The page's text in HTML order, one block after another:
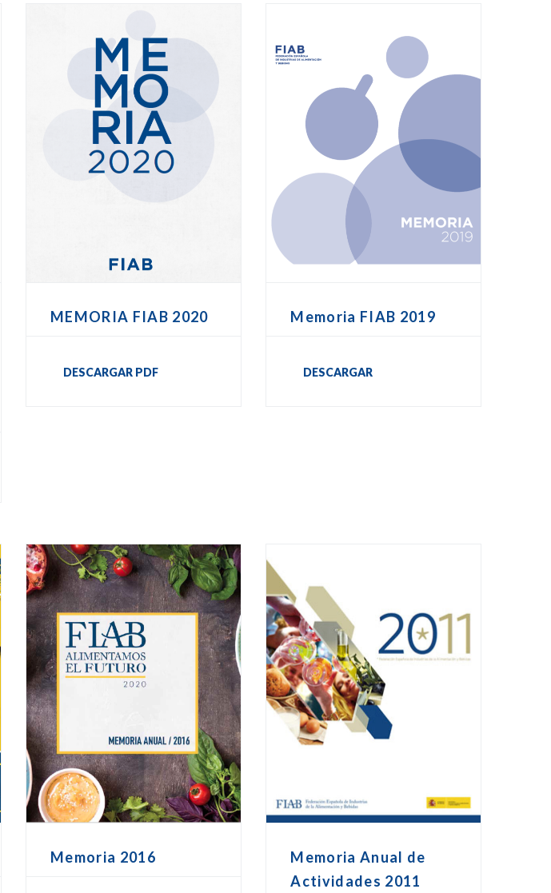
MEMORIA FIAB 2020
DESCARGAR PDF
Memoria FIAB 2019
DESCARGAR
Memoria 2016
Memoria Anual de
Actividades 2011